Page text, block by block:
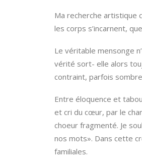
Ma recherche artistique
les corps s’incarnent,
Le véritable mensonge
vérité sort- elle alors
contraint, parfois
Entre éloquence et
et cri du cœur, par le
choeur fragmenté. Je
nos mots». Dans cette
familiales.